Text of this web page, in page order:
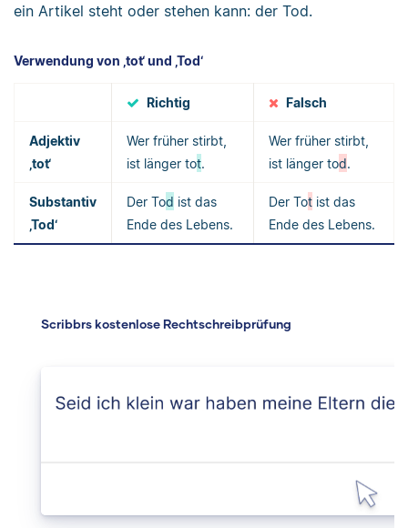
ein Artikel steht oder stehen kann: der Tod.
Verwendung von ‚tot‘ und ‚Tod‘
Richtig Falsch
Adjektiv
‚tot‘
Wer früher stirbt,
ist länger tot.
Wer früher stirbt,
ist länger tod.
Substantiv
‚Tod‘
Der Tod ist das
Ende des Lebens.
Der Tot ist das
Ende des Lebens.
Scribbrs kostenlose Rechtschreibprüfung